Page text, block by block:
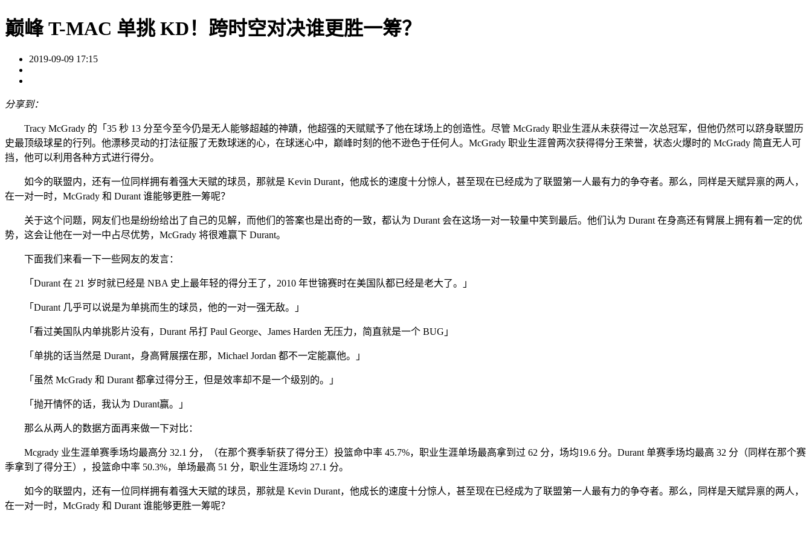
巅峰 T-MAC 单挑 KD！跨时空对决谁更胜一筹？
2019-09-09 17:15
分享到：
Tracy McGrady 的「35 秒 13 分至今至今仍是无人能够超越的神蹟，他超强的天赋赋予了他在球场上的创造性。尽管 McGrady 职业生涯从未获得过一次总冠军，但他仍然可以跻身联盟历
史最顶级球星的行列。他漂移灵动的打法征服了无数球迷的心，在球迷心中，巅峰时刻的他不逊色于任何人。McGrady 职业生涯曾两次获得得分王荣誉，状态火爆时的 McGrady 简直无人可
挡，他可以利用各种方式进行得分。
如今的联盟内，还有一位同样拥有着强大天赋的球员，那就是 Kevin Durant，他成长的速度十分惊人，甚至现在已经成为了联盟第一人最有力的争夺者。那么，同样是天赋异禀的两人，
在一对一时，McGrady 和 Durant 谁能够更胜一筹呢？
关于这个问题，网友们也是纷纷给出了自己的见解，而他们的答案也是出奇的一致，都认为 Durant 会在这场一对一较量中笑到最后。他们认为 Durant 在身高还有臂展上拥有着一定的优
势，这会让他在一对一中占尽优势，McGrady 将很难赢下 Durant。
下面我们来看一下一些网友的发言：
「Durant 在 21 岁时就已经是 NBA 史上最年轻的得分王了，2010 年世锦赛时在美国队都已经是老大了。」
「Durant 几乎可以说是为单挑而生的球员，他的一对一强无敌。」
「看过美国队内单挑影片没有，Durant 吊打 Paul George、James Harden 无压力，简直就是一个 BUG」
「单挑的话当然是 Durant，身高臂展摆在那，Michael Jordan 都不一定能赢他。」
「虽然 McGrady 和 Durant 都拿过得分王，但是效率却不是一个级别的。」
「抛开情怀的话，我认为 Durant赢。」
那么从两人的数据方面再来做一下对比：
Mcgrady 业生涯单赛季场均最高分 32.1 分，（在那个赛季斩获了得分王）投篮命中率 45.7%，职业生涯单场最高拿到过 62 分，场均19.6 分。Durant 单赛季场均最高 32 分（同样在那个赛
季拿到了得分王），投篮命中率 50.3%，单场最高 51 分，职业生涯场均 27.1 分。
如今的联盟内，还有一位同样拥有着强大天赋的球员，那就是 Kevin Durant，他成长的速度十分惊人，甚至现在已经成为了联盟第一人最有力的争夺者。那么，同样是天赋异禀的两人，
在一对一时，McGrady 和 Durant 谁能够更胜一筹呢？